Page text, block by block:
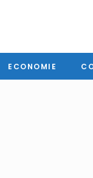
ECONOMIE